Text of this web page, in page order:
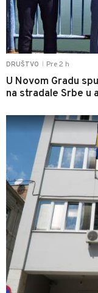
DRUŠTVO Pre 2 h
U Novom Gradu
na stradale Srbe u